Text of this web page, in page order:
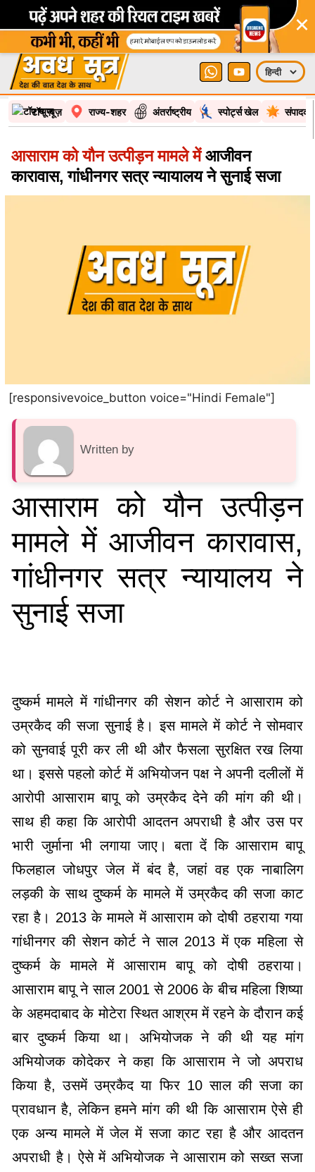
×
टॉप न्यूज़ राज्य-शहर अंतर्राष्ट्रीय स्पोर्ट्स खेल
आसाराम को यौन उत्पीड़न मामले मेंआजीवन
कारावास, गांधीनगर सत्र न्यायालय ने सुनाई सजा
[responsivevoice_button voice="Hindi Female"]
Written by
आसाराम को यौन उत्पीड़न
मामले में आजीवन कारावास,
गांधीनगर सत्र न्यायालय ने
सुनाई सजा
दुष्कर्म मामले में गांधीनगर की सेशन कोर्ट ने आसाराम को
उम्रकैद की सजा सुनाई है। इस मामले में कोर्ट ने सोमवार
को सुनवाई पूरी कर ली थी और फैसला सुरक्षित रख लिया
था। इससे पहलो कोर्ट में अभियोजन पक्ष ने अपनी दलीलों में
आरोपी आसाराम बापू को उम्रकैद देने की मांग की थी।
साथ ही कहा कि आरोपी आदतन अपराधी है और उस पर
भारी जुर्माना भी लगाया जाए। बता दें कि आसाराम बापू
फिलहाल जोधपुर जेल में बंद है, जहां वह एक नाबालिग
लड़की के साथ दुष्कर्म के मामले में उम्रकैद की सजा काट
रहा है। 2013 के मामले में आसाराम को दोषी ठहराया गया
गांधीनगर की सेशन कोर्ट ने साल 2013 में एक महिला से
दुष्कर्म के मामले में आसाराम बापू को दोषी ठहराया।
आसाराम बापू ने साल 2001 से 2006 के बीच महिला शिष्या
के अहमदाबाद के मोटेरा स्थित आश्रम में रहने के दौरान कई
बार दुष्कर्म किया था। अभियोजक ने की थी यह मांग
अभियोजक कोदेकर ने कहा कि आसाराम ने जो अपराध
किया है, उसमें उम्रकैद या फिर 10 साल की सजा का
प्रावधान है, लेकिन हमने मांग की थी कि आसाराम ऐसे ही
एक अन्य मामले में जेल में सजा काट रहा है और आदतन
अपराधी है। ऐसे में अभियोजक ने आसाराम को सख्त सजा